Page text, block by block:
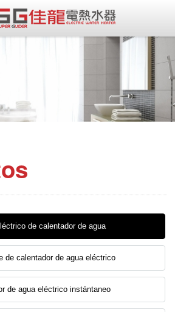
de calentador de agua
de calentador de agua eléctrico
de agua eléctrico instántaneo